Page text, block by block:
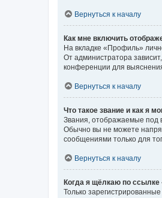
Вернуться к началу
Как мне включить
На вкладке «Профиль»
От администратора
конференции для
Вернуться к началу
Что такое звание и как я
Звания, отображаемые под
Обычно вы не можете
сообщениями только для
Вернуться к началу
Когда я щёлкаю по ссылке
Только